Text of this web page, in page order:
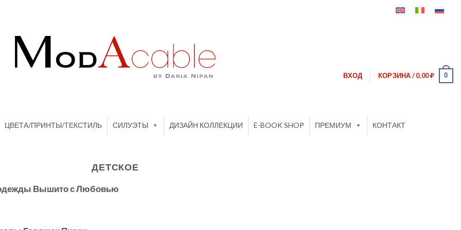
ВХОД КОРЗИНА /0,00₽ 0
ЦВЕТА/ПРИНТЫ/ТЕКСТИЛЬ СИЛУЭТЫ ДИЗАЙН КОЛЛЕКЦИИ E-BOOK SHOP ПРЕМИУМ КОНТАКТ
ДЕТСКОЕ
одежды Вышито с Любовью